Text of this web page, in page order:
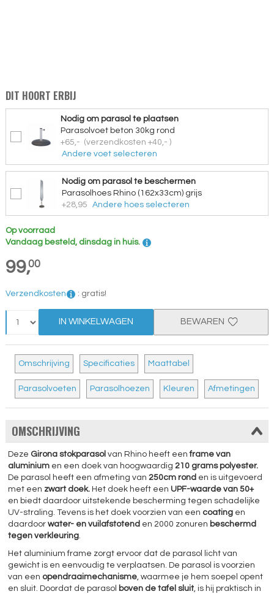
DIT HOORT ERBIJ
Nodig om parasol te plaatsen
Parasolvoet beton 30kg rond
+65,- (verzendkosten +40,- )
Andere voet selecteren
Nodig om parasol te beschermen
Parasolhoes Rhino (162x33cm) grijs
+28,95
Andere hoes selecteren
Op voorraad
Vandaag besteld, dinsdag in huis.
99,00
Verzendkosten : gratis!
IN WINKELWAGEN BEWAREN
Omschrijving Specificaties Maattabel
Parasolvoeten Parasolhoezen Kleuren Afmetingen
OMSCHRIJVING
Deze Girona stokparasol van Rhino heeft eenframe van
aluminium en een doek van hoogwaardig 210 grams polyester.
De parasol heeft een afmeting van 250cm rond en is uitgevoerd
met een zwart doek. Het doek heeft een UPF-waarde van 50+
en biedt daardoor uitstekende bescherming tegen schadelijke
UV-straling. Tevens is het doek voorzien van een coating en
daardoorwater- en vuilafstotend en 2000 zonuren beschermd
tegen verkleuring.
Het aluminium frame zorgt ervoor dat de parasol licht van
gewicht is en eenvoudig te verplaatsen. De parasol is voorzien
van een opendraaimechanisme, waarmee je hem soepel opent
en sluit. Doordat de parasol boven de tafel sluit, is hij praktisch in